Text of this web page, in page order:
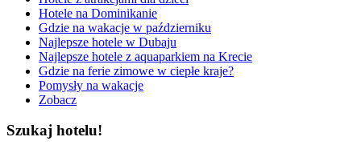
Hotele na Dominikanie
Gdzie na wakacje w październiku
Najlepsze hotele w Dubaju
Najlepsze hotele z aquaparkiem na Krecie
Gdzie na ferie zimowe w ciepłe kraje?
Pomysły na wakacje
Zobacz
Szukaj hotelu!